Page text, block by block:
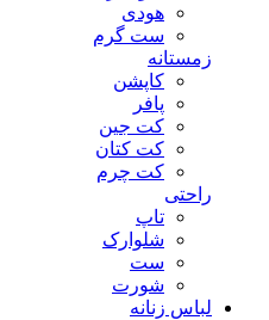
هودی
ست گرم
زمستانه
کاپشن
پافر
کت جین
کت کتان
کت چرم
راحتی
تاپ
شلوارک
ست
شورت
لباس زنانه